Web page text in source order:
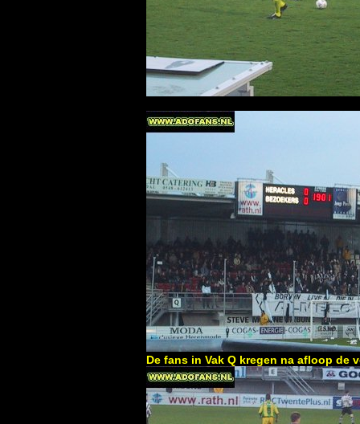
De fans in Vak Q kregen na afloop de